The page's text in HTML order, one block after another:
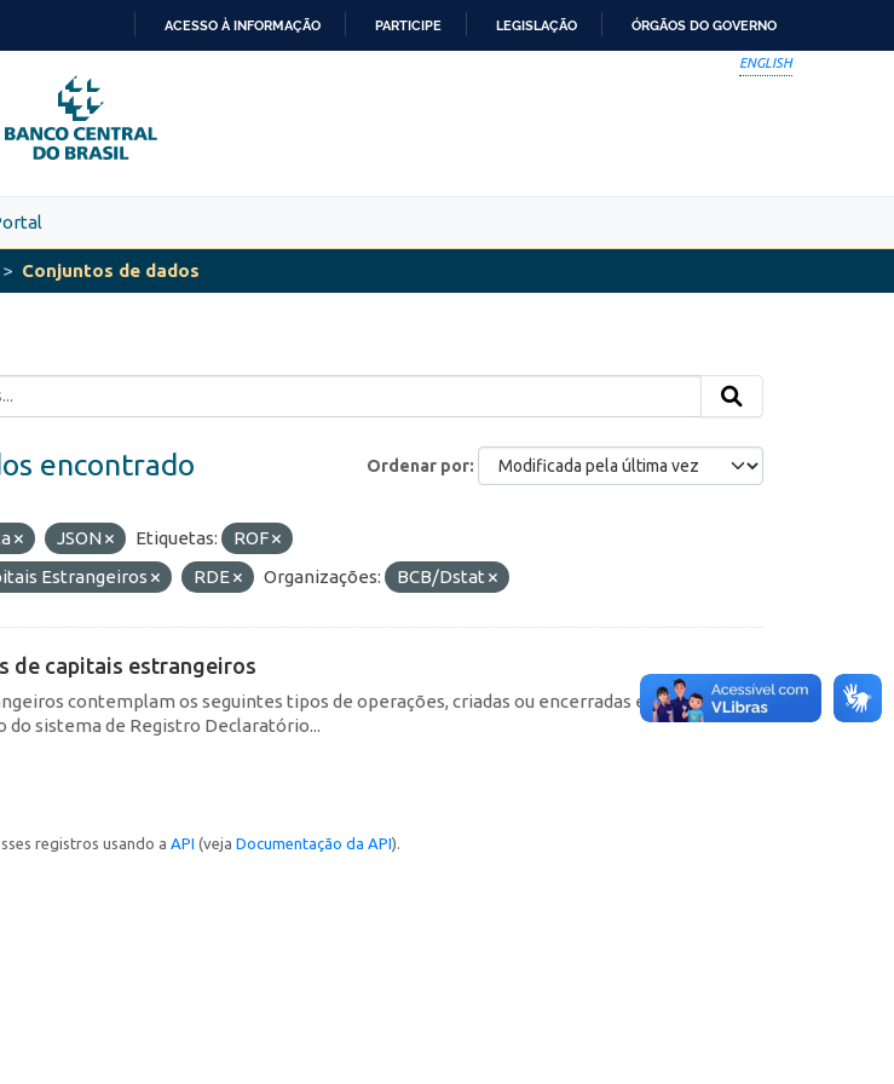
PARA
O
CONTEÚDO
ACESSO À INFORMAÇÃO PARTICIPE LEGISLAÇÃO ÓRGÃOS DO GOVERNO
ENGLISH
Conjuntos de dados
Ordenar por
encontrado
JSON Etiquetas:
ROF
Estrangeiros RDE Organizações: BCB/Dstat
de capitais estrangeiros
contemplam os seguintes tipos de operações, criadas ou encerradas em cada
do sistema de Registro Declaratório...
registros usando a API (veja Documentação da API).